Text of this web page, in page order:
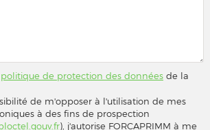
politique de protection des donnéesde la
de m'opposer à l'utilisation de mes
à des fins de prospection
), j'autorise FORCAPRIMM à me